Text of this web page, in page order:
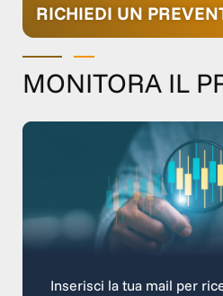
RICHIEDI UN
MONITORA IL
Inserisci la tua mail per